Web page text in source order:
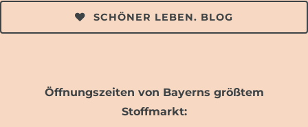
SCHÖNER LEBEN. BLOG
Öffnungszeiten von Bayerns größtem
Stoffmarkt: